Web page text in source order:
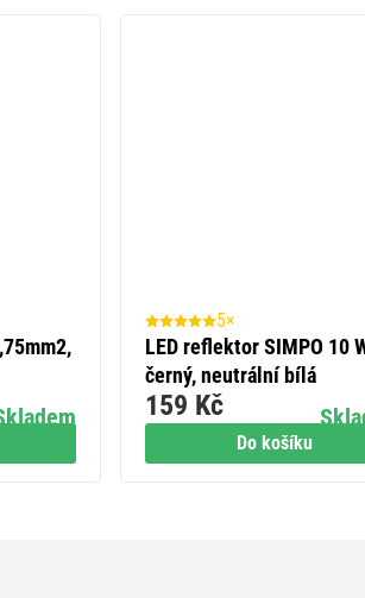
Do košíku
5×
LED reflektor SIMPO 10
černý, neutrální bílá
159 Kč